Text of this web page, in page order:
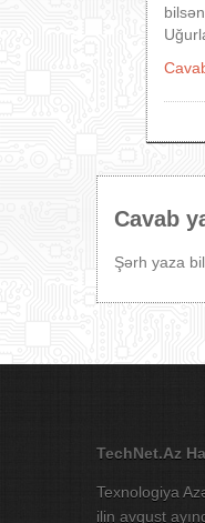
Cavab
Şərh yaza
TechNet.Az
Texnologiya
ilin avqust